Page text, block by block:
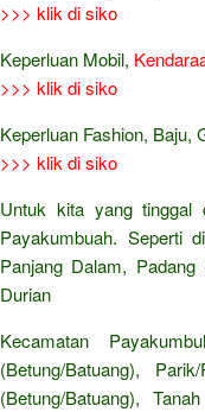
>>> klik di siko
Keperluan Mobil,
>>> klik di siko
Keperluan Fashion, Baju,
>>> klik di siko
Untuk kita yang tinggal
Payakumbuah. Seperti
Panjang Dalam,
Durian
Kecamatan
(Betung/Batuang),
(Betung/Batuang),